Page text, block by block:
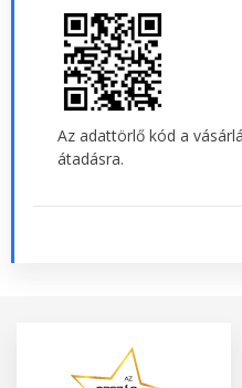
Az adattörlő kód a
átadásra.